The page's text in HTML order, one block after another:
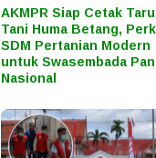
AKMPR Siap Cetak
Tani Huma Betang,
SDM Pertanian Modern
untuk Swasembada
Nasional